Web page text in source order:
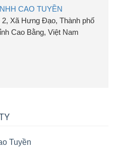
CAO TUYỀN
2, Xã Hưng Đạo, Thành phố
Cao Bằng, Việt Nam
Tuyền